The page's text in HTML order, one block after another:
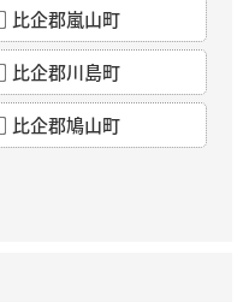
比企郡嵐山町
比企郡川島町
比企郡鳩山町